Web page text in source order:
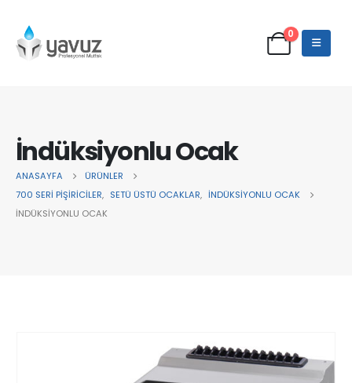
0
İndüksiyonlu Ocak
ANASAYFA
ÜRÜNLER
700 SERİ PİŞİRİCİLER, SETÜ ÜSTÜ OCAKLAR, İNDÜKSİYONLU OCAK
İNDÜKSIYONLU OCAK